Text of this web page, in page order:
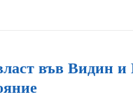
във Видин